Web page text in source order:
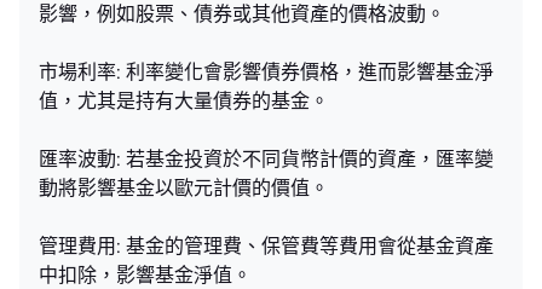
影響，例如股票、債券或其他資產的價格波動。
市場利率: 利率變化會影響債券價格，進而影響基金淨
值，尤其是持有大量債券的基金。
匯率波動: 若基金投資於不同貨幣計價的資產，匯率變
動將影響基金以歐元計價的價值。
管理費用: 基金的管理費、保管費等費用會從基金資產
中扣除，影響基金淨值。